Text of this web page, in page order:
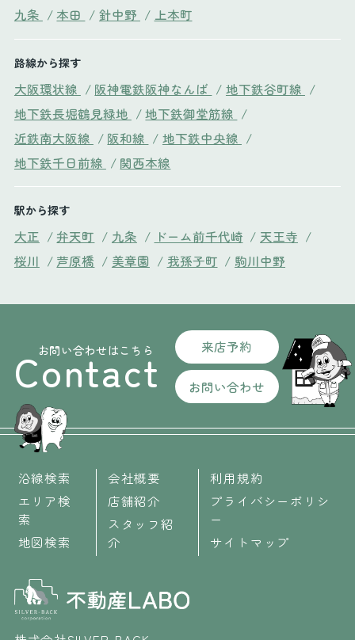
九条 / 本田 / 針中野 / 上本町
路線から探す
大阪環状線 / 阪神電鉄阪神なんば / 地下鉄谷町線 /
地下鉄長堀鶴見緑地 / 地下鉄御堂筋線 /
近鉄南大阪線 / 阪和線 / 地下鉄中央線 /
地下鉄千日前線 / 関西本線
駅から探す
大正 / 弁天町 / 九条 / ドーム前千代崎 / 天王寺 /
桜川 / 芦原橋 / 美章園 / 我孫子町 / 駒川中野
お問い合わせはこちら
Contact 来店予約
お問い合わせ
沿線検索
エリア検
索
地図検索
会社概要
店舗紹介
スタッフ紹
介
利用規約
プライバシーポリシ
ー
サイトマップ